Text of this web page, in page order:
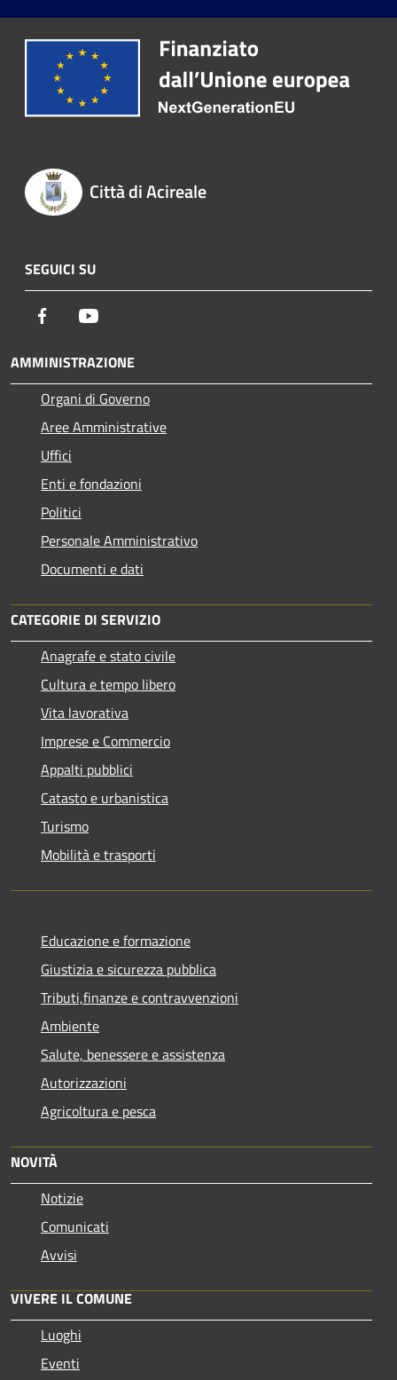
Città di Acireale
SEGUICI SU
Facebook
AMMINISTRAZIONE
Organi di Governo
Aree Amministrative
Uffici
Enti e fondazioni
Politici
Personale Amministrativo
Documenti e dati
CATEGORIE DI SERVIZIO
Anagrafe e stato civile
Cultura e tempo libero
Vita lavorativa
Imprese e Commercio
Appalti pubblici
Catasto e urbanistica
Turismo
Mobilità e trasporti
Educazione e formazione
Giustizia e sicurezza pubblica
Tributi,finanze e contravvenzioni
Ambiente
Salute, benessere e assistenza
Autorizzazioni
Agricoltura e pesca
NOVITÀ
Notizie
Comunicati
Avvisi
VIVERE IL COMUNE
Luoghi
Eventi